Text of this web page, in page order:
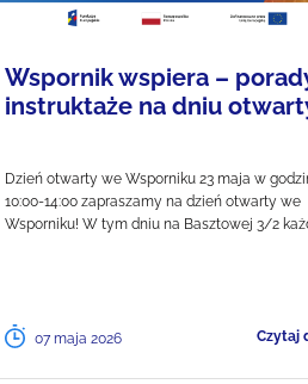
Wspornik wspiera –
instruktaże na dniu
Dzień otwarty we Wsporniku 23 maja w
10:00-14:00 zapraszamy na dzień otwarty we
Wsporniku! W tym dniu na Basztowej 3/2
07 maja 2026 Czytaj